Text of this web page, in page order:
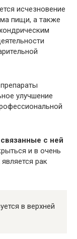
исчезновение
пищи, а также
улучшение
с ней
и в очень
рак
в верхней